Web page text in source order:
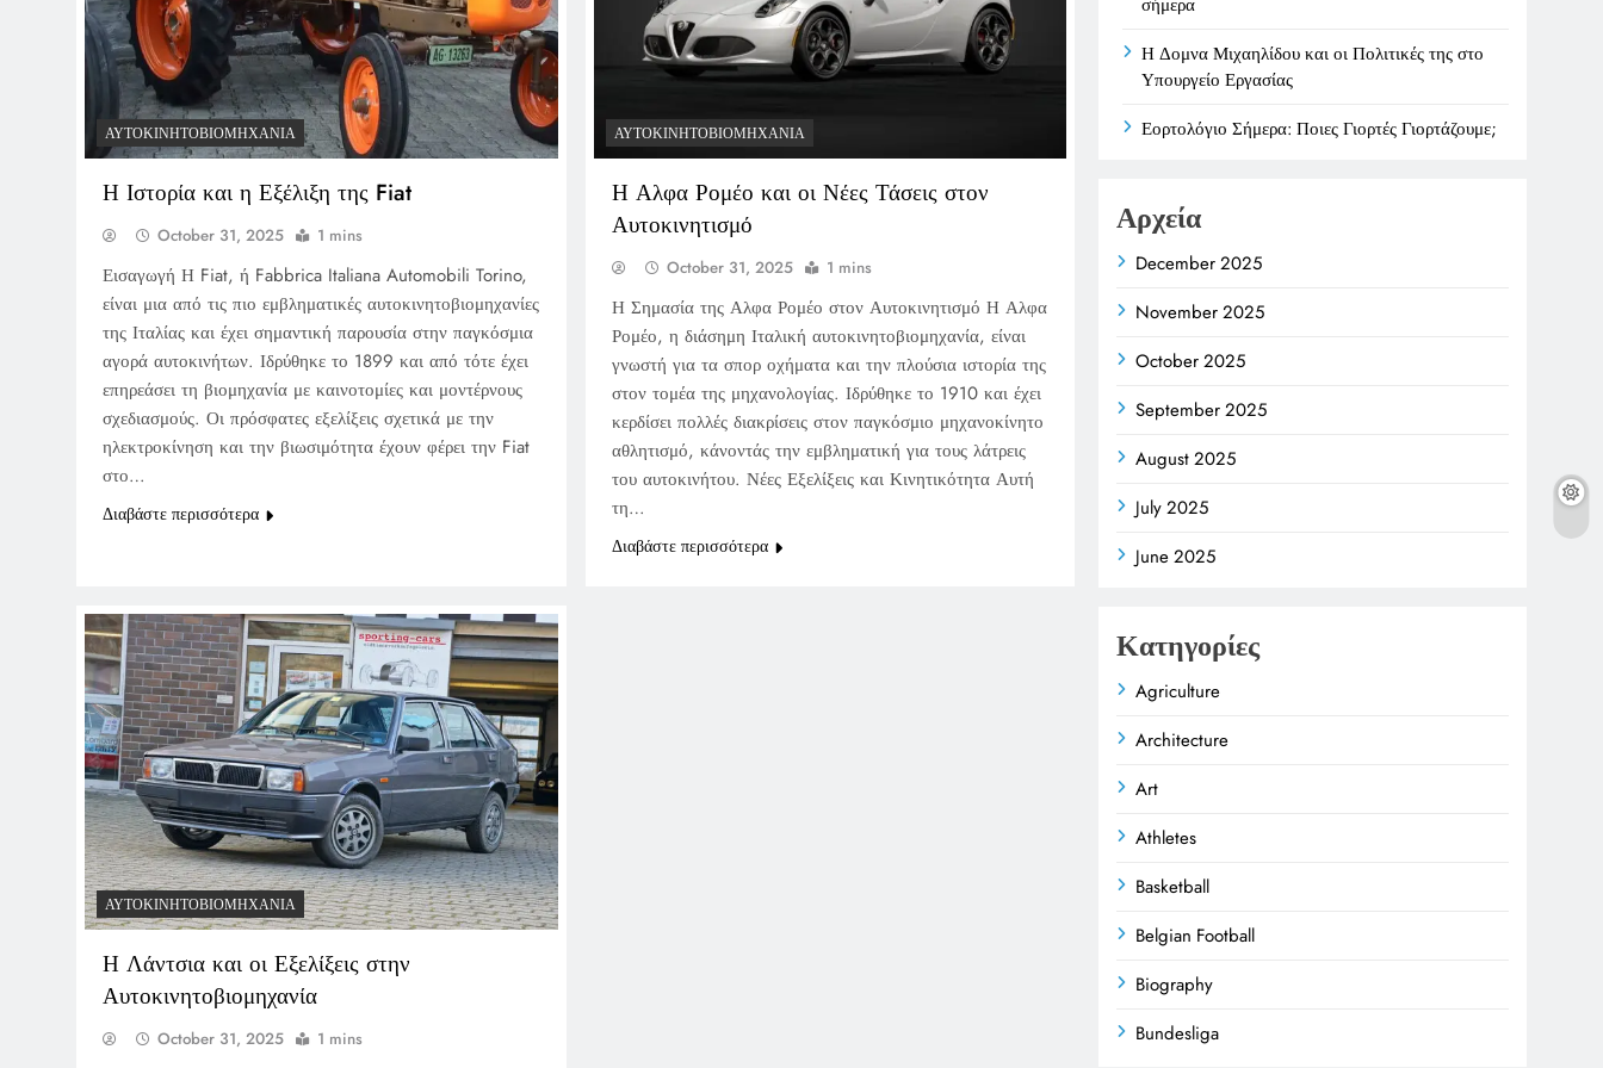
ΑΥΤΟΚΙΝΗΤΟΒΙΟΜΗΧΑΝΊΑ
Η Ιστορία και η Εξέλιξη της Fiat
October 31, 2025 1 mins
Εισαγωγή Η Fiat, ή Fabbrica Italiana Automobili Torino,
είναι μια από τις πιο εμβληματικές αυτοκινητοβιομηχανίες
της Ιταλίας και έχει σημαντική παρουσία στην παγκόσμια
αγορά αυτοκινήτων. Ιδρύθηκε το 1899 και από τότε έχει
επηρεάσει τη βιομηχανία με καινοτομίες και μοντέρνους
σχεδιασμούς. Οι πρόσφατες εξελίξεις σχετικά με την
ηλεκτροκίνηση και την βιωσιμότητα έχουν φέρει την Fiat
στο…
Διαβάστε περισσότερα
ΑΥΤΟΚΙΝΗΤΟΒΙΟΜΗΧΑΝΊΑ
Η Αλφα Ρομέο και οι Νέες Τάσεις στον
Αυτοκινητισμό
October 31, 2025 1 mins
Η Σημασία της Αλφα Ρομέο στον Αυτοκινητισμό Η Αλφα
Ρομέο, η διάσημη Ιταλική αυτοκινητοβιομηχανία, είναι
γνωστή για τα σπορ οχήματα και την πλούσια ιστορία της
στον τομέα της μηχανολογίας. Ιδρύθηκε το 1910 και έχει
κερδίσει πολλές διακρίσεις στον παγκόσμιο μηχανοκίνητο
αθλητισμό, κάνοντάς την εμβληματική για τους λάτρεις
του αυτοκινήτου. Νέες Εξελίξεις και Κινητικότητα Αυτή
τη…
Διαβάστε περισσότερα
ΑΥΤΟΚΙΝΗΤΟΒΙΟΜΗΧΑΝΊΑ
Η Λάντσια και οι Εξελίξεις στην
Αυτοκινητοβιομηχανία
October 31, 2025 1 mins
Η Δομνα Μιχαηλίδου και οι Πολιτικές της στο
Υπουργείο Εργασίας
Εορτολόγιο Σήμερα: Ποιες Γιορτές Γιορτάζουμε;
Αρχεία
December 2025
November 2025
October 2025
September 2025
August 2025
July 2025
June 2025
Κατηγορίες
Agriculture
Architecture
Art
Athletes
Basketball
Belgian Football
Biography
Bundesliga